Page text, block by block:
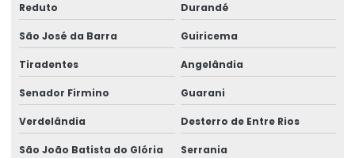
Reduto Durandé
São José da Barra Guiricema
Tiradentes Angelândia
Senador Firmino Guarani
Verdelândia Desterro de Entre Rios
São João Batista do Glória Serrania